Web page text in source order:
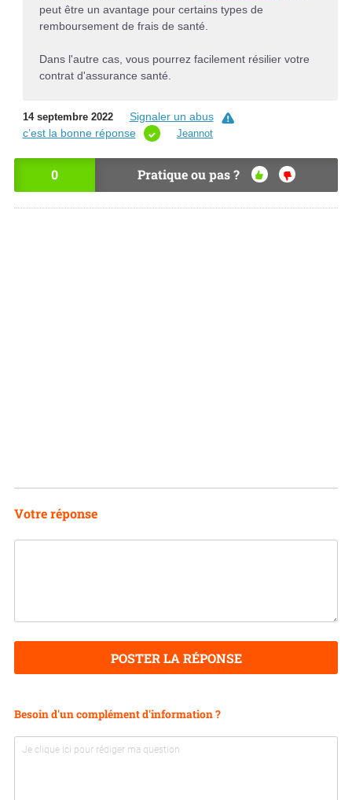
peut être un avantage pour certains types de
remboursement de frais de santé.
Dans l'autre cas, vous pourrez facilement résilier votre
contrat d'assurance santé.
14 septembre 2022
Signaler un abus
c’est la bonne réponse
Jeannot
0 Pratique ou pas ?
OU
I
NO
Votre réponse
POSTER LA RÉPONSE
Besoin d'un complément d'information ?